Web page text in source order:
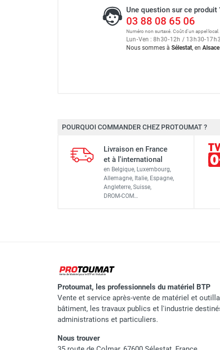
Une question sur ce produit
03 88 08 65 06
Numéro non surtaxé. Coût d'un appel local.
Lun-Ven : 8 h30-12h / 13 h30-17 h
Nous sommes à Sélestat, en Alsace
Dimensions (longueur x largeur
hauteur)
Poids
Résolution
Précision
POURQUOI COMMANDER CHEZ PROTOUMAT ?
Livraison en France
et à l'international
en Belgique, Luxembourg,
Allemagne, Italie, Espagne,
Angleterre, Suisse,
DROM-COM…
Protoumat, les professionnels du matériel BTP
Vente et service après-vente de matériel et
bâtiment, les travaux publics et l'industrie
administrations et particuliers.
Nous trouver